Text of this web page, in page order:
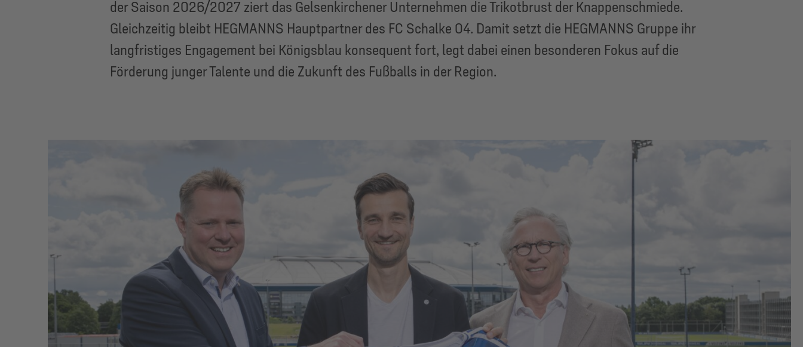
der Saison 2026/2027 ziert das Gelsenkirchener Unternehmen die Trikotbrust der Knappenschmiede.
Gleichzeitig bleibt HEGMANNS Hauptpartner des FC Schalke 04. Damit setzt die HEGMANNS Gruppe ihr
langfristiges Engagement bei Königsblau konsequent fort, legt dabei einen besonderen Fokus auf die
Förderung junger Talente und die Zukunft des Fußballs in der Region.